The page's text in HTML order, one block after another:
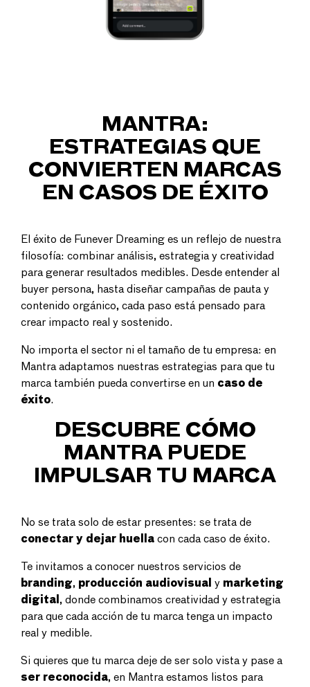
MANTRA:
ESTRATEGIAS QUE
CONVIERTEN MARCAS
EN CASOS DE ÉXITO
El éxito de Funever Dreaming es un reflejo de nuestra
filosofía: combinar análisis, estrategia y creatividad
para generar resultados medibles. Desde entender al
buyer persona, hasta diseñar campañas de pauta y
contenido orgánico, cada paso está pensado para
crear impacto real y sostenido.
No importa el sector ni el tamaño de tu empresa: en
Mantra adaptamos nuestras estrategias para que tu
marca también pueda convertirse en un caso de
éxito.
DESCUBRE CÓMO
MANTRA PUEDE
IMPULSAR TU MARCA
No se trata solo de estar presentes: se trata de
conectar y dejar huella con cada caso de éxito.
Te invitamos a conocer nuestros servicios de
branding, producción audiovisual y marketing
digital , donde combinamos creatividad y estrategia
para que cada acción de tu marca tenga un impacto
real y medible.
Si quieres que tu marca deje de ser solo vista y pase a
ser reconocida, en Mantra estamos listos para